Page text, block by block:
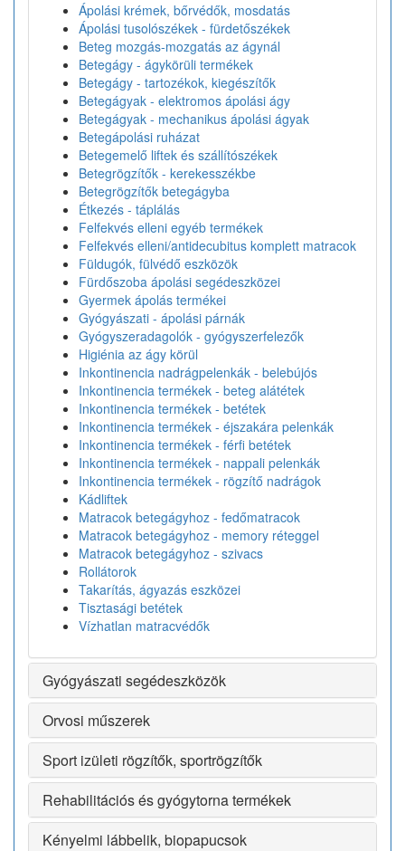
Ápolási krémek, bőrvédők, mosdatás
Ápolási tusolószékek - fürdetőszékek
Beteg mozgás-mozgatás az ágynál
Betegágy - ágykörüli termékek
Betegágy - tartozékok, kiegészítők
Betegágyak - elektromos ápolási ágy
Betegágyak - mechanikus ápolási ágyak
Betegápolási ruházat
Betegemelő liftek és szállítószékek
Betegrögzítők - kerekesszékbe
Betegrögzítők betegágyba
Étkezés - táplálás
Felfekvés elleni egyéb termékek
Felfekvés elleni/antidecubitus komplett matracok
Füldugók, fülvédő eszközök
Fürdőszoba ápolási segédeszközei
Gyermek ápolás termékei
Gyógyászati - ápolási párnák
Gyógyszeradagolók - gyógyszerfelezők
Higiénia az ágy körül
Inkontinencia nadrágpelenkák - belebújós
Inkontinencia termékek - beteg alátétek
Inkontinencia termékek - betétek
Inkontinencia termékek - éjszakára pelenkák
Inkontinencia termékek - férfi betétek
Inkontinencia termékek - nappali pelenkák
Inkontinencia termékek - rögzítő nadrágok
Kádliftek
Matracok betegágyhoz - fedőmatracok
Matracok betegágyhoz - memory réteggel
Matracok betegágyhoz - szivacs
Rollátorok
Takarítás, ágyazás eszközei
Tisztasági betétek
Vízhatlan matracvédők
Gyógyászati segédeszközök
Orvosi műszerek
Sport izületi rögzítők, sportrögzítők
Rehabilitációs és gyógytorna termékek
Kényelmi lábbelik, biopapucsok